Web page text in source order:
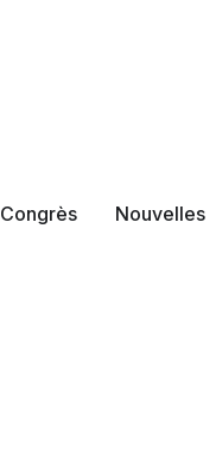
Congrès Nouvelles